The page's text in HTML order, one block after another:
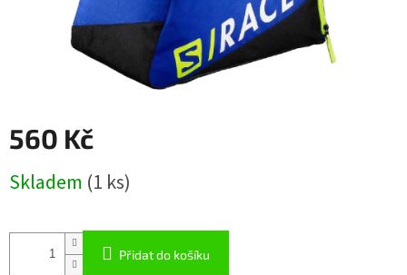
560 Kč
cena:
Skladem (1 ks)
Přidat do košíku